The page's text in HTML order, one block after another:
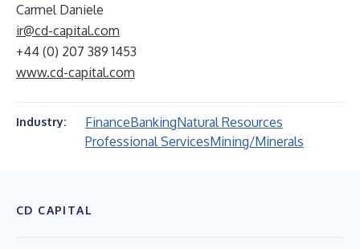
Carmel Daniele
ir@cd-capital.com
+44 (0) 207 389 1453
www.cd-capital.com
Industry: FinanceBankingNatural Resources
Professional ServicesMining/Minerals
CD CAPITAL